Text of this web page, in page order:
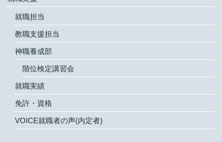
就職担当
教職支援担当
神職養成部
階位検定講習会
就職実績
免許・資格
VOICE就職者の声(内定者)